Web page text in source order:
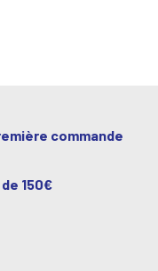
commande
150€